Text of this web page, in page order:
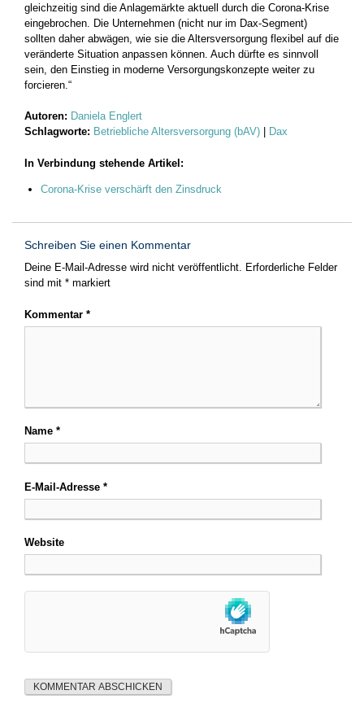
gleichzeitig sind die Anlagemärkte aktuell durch die Corona-Krise
eingebrochen. Die Unternehmen (nicht nur im Dax-Segment)
sollten daher abwägen, wie sie die Altersversorgung flexibel auf die
veränderte Situation anpassen können. Auch dürfte es sinnvoll
sein, den Einstieg in moderne Versorgungskonzepte weiter zu
forcieren.“
Autoren: Daniela Englert
Schlagworte: Betriebliche Altersversorgung (bAV) Dax
In Verbindung stehende Artikel:
Corona-Krise verschärft den Zinsdruck
Schreiben Sie einen Kommentar
Deine E-Mail-Adresse wird nicht veröffentlicht. Erforderliche Felder
sind mit * markiert
Kommentar *
Name *
E-Mail-Adresse *
Website